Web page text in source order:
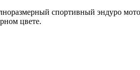
спортивный эндуро
цвете.